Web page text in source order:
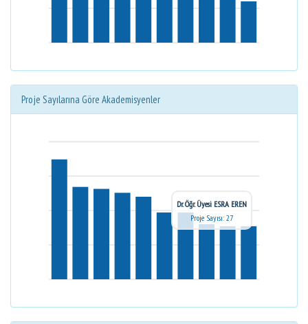
Proje Sayılarına Göre Akademisyenler
Dr. Öğr. Üyesi ESRA EREN
Proje Sayısı: 27